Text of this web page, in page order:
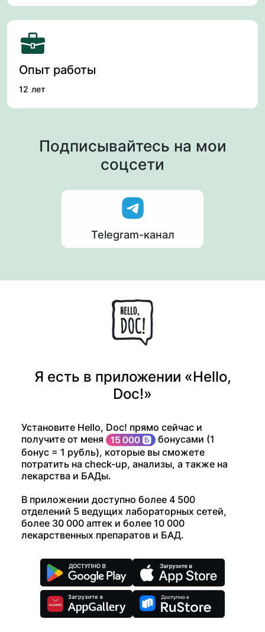
Опыт работы
12 лет
Подписывайтесь на мои
соцсети
Telegram-канал
Я есть в приложении «Hello,
Doc!»
Установите Hello, Doc! прямо сейчас и
получите от меня
бонусами (1
бонус = 1 рубль), которые вы сможете
потратить на check-up, анализы, а также на
лекарства и БАДы.
В приложении доступно более 4 500
отделений 5 ведущих лабораторных сетей,
более 30 000 аптек и более 10 000
лекарственных препаратов и БАД.